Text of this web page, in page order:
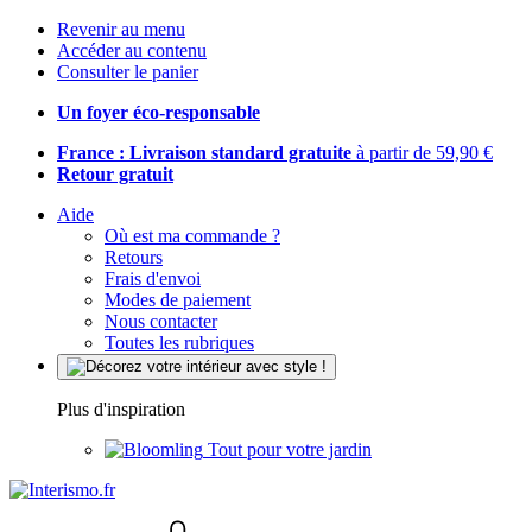
Revenir au menu
Accéder au contenu
Consulter le panier
Un foyer éco-responsable
France : Livraison standard gratuite à partir de 59,90 €
Retour gratuit
Aide
Où est ma commande ?
Retours
Frais d'envoi
Modes de paiement
Nous contacter
Toutes les rubriques
Plus d'inspiration
Tout pour votre jardin